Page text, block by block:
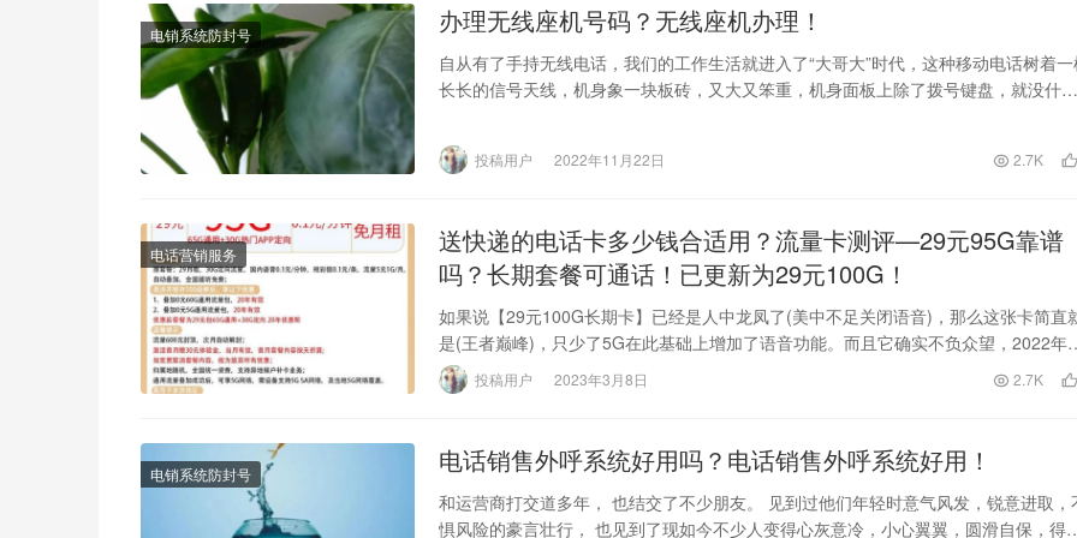
电销系统防封号 办理无线座机号码？无线座机办理！
自从有了手持无线电话，我们的工作生活就进入了“大哥大”时代，这种移动电话树着一
长长的信号天线，机身象一块板砖，又大又笨重，机身面板上除了拨号键盘，就没什么
投稿用户 2022年11月22日 2.7K
电话营销服务
送快递的电话卡多少钱合适用？流量卡测评—29元95G靠谱
吗？长期套餐可通话！已更新为29元100G！
如果说【29元100G长期卡】已经是人中龙凤了(美中不足关闭语音)，那么这张卡简直
是(王者巅峰)，只少了5G在此基础上增加了语音功能。而且它确实不负众望，2022年
度霸销量榜数…
投稿用户 2023年3月8日 2.7K
电销系统防封号 电话销售外呼系统好用吗？电话销售外呼系统好用！
和运营商打交道多年， 也结交了不少朋友。 见到过他们年轻时意气风发，锐意进取，
惧风险的豪言壮行， 也见到了现如今不少人变得心灰意冷，小心翼翼，圆滑自保，得